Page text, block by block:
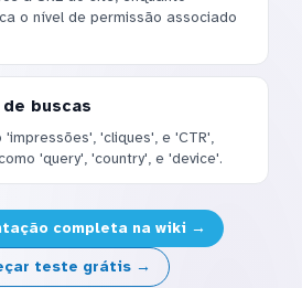
o nível de permissão associado
buscas
'cliques', e 'CTR',
'query', 'country', e 'device'.
completa na wiki →
teste grátis →